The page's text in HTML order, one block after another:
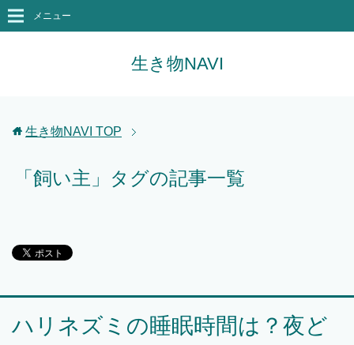
生き物NAVI
メニュー
生き物NAVI TOP
「飼い主」タグの記事一覧
ハリネズミの睡眠時間は？夜ど